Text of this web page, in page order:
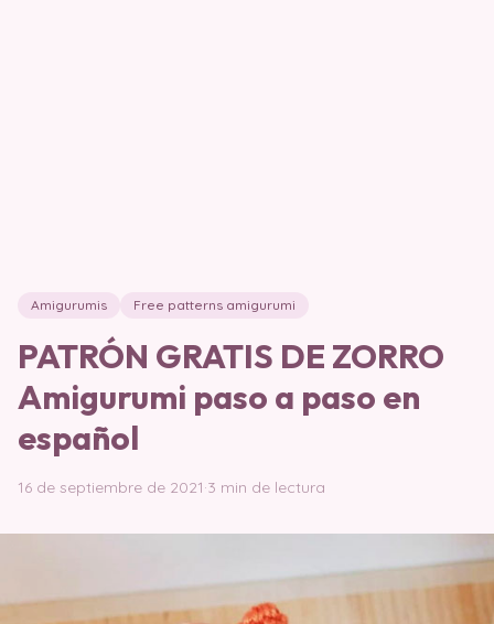
Amigurumis Free patterns amigurumi
PATRÓN GRATIS DE ZORRO
Amigurumi paso a paso en
español
16 de septiembre de 2021·3 min de lectura